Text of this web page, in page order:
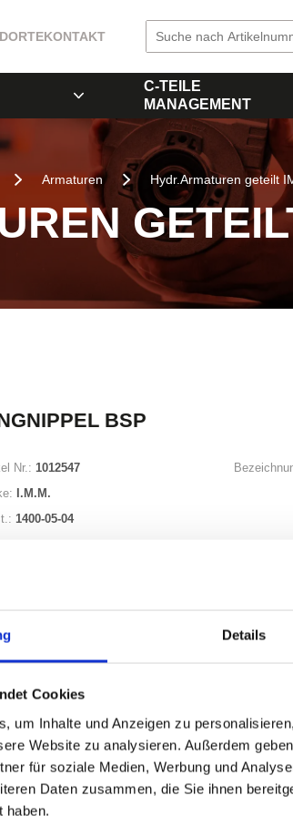
Details
Cookies
um Inhalte und Anzeigen zu
Website zu analysieren. Außerdem
für soziale Medien, Werbung und
Daten zusammen, die Sie ihnen
haben.
KONTAKT
C-TEILE
MANAGEMENT
Armaturen Hydr.Armaturen geteilt
BSP
Nr.: 1012547
I.M.M.
1400-05-04
Lager anzeigen
Print